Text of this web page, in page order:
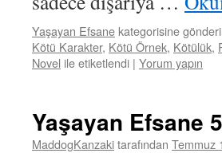
Yaşayan Efsane kategorisine
Kötü Karakter, Kötü Örnek, Kötülük,
Novel ile etiketlendi | Yorum yapın
Yaşayan Efsane
MaddogKanzakitarafından Temmuz